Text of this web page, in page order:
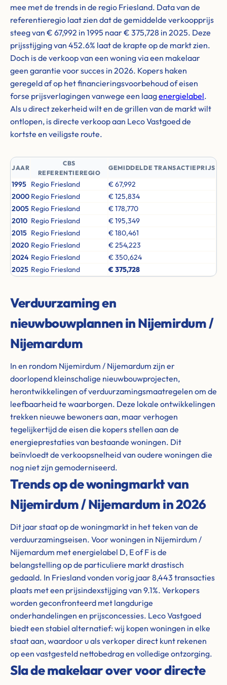
mee met de trends in de regio Friesland. Data van de
referentieregio laat zien dat de gemiddelde verkoopprijs
steeg van € 67,992 in 1995 naar € 375,728 in 2025. Deze
prijsstijging van 452.6% laat de krapte op de markt zien.
Doch is de verkoop van een woning via een makelaar
geen garantie voor succes in 2026. Kopers haken
geregeld af op het financieringsvoorbehoud of eisen
forse prijsverlagingen vanwege een laagenergielabel.
Als u direct zekerheid wilt en de grillen van de markt wilt
ontlopen, is directe verkoop aan Leco Vastgoed de
kortste en veiligste route.
JAAR
CBS
REFERENTIEREGIO
GEMIDDELDE TRANSACTIEPRIJS
1995 Regio Friesland
€ 67,992
2000 Regio Friesland
€ 125,834
2005 Regio Friesland
€ 178,770
2010 Regio Friesland
€ 195,349
2015 Regio Friesland
€ 180,461
2020 Regio Friesland
€ 254,223
2024 Regio Friesland
€ 350,624
2025 Regio Friesland € 375,728
Verduurzaming en
nieuwbouwplannen in Nijemirdum /
Nijemardum
In en rondom Nijemirdum / Nijemardum zijn er
doorlopend kleinschalige nieuwbouwprojecten,
herontwikkelingen of verduurzamingsmaatregelen om de
leefbaarheid te waarborgen. Deze lokale ontwikkelingen
trekken nieuwe bewoners aan, maar verhogen
tegelijkertijd de eisen die kopers stellen aan de
energieprestaties van bestaande woningen. Dit
beïnvloedt de verkoopsnelheid van oudere woningen die
nog niet zijn gemoderniseerd.
Trends op de woningmarkt van
Nijemirdum / Nijemardum in 2026
Dit jaar staat op de woningmarkt in het teken van de
verduurzamingseisen. Voor woningen in Nijemirdum /
Nijemardum met energielabel D, E of F is de
belangstelling op de particuliere markt drastisch
gedaald. In Friesland vonden vorig jaar 8,443 transacties
plaats met een prijsindexstijging van 9.1%. Verkopers
worden geconfronteerd met langdurige
onderhandelingen en prijsconcessies. Leco Vastgoed
biedt een stabiel alternatief: wij kopen woningen in elke
staat aan, waardoor u als verkoper direct kunt rekenen
op een vastgesteld nettobedrag en volledige ontzorging.
Sla de makelaar over voor directe